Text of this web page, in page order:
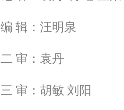
编 辑：汪明泉
二 审：袁丹
三 审：胡敏 刘阳